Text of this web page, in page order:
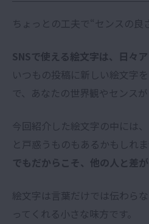
ちょっとの工夫で“センスの良
SNSで使える絵文字は、日々
いつもの投稿に新しい絵文字
で、あなたの世界観やセンス
今回紹介した絵文字の中には
と戸惑うものもあるかもしれま
でもだからこそ、他の人と差
絵文字は言葉だけでは伝わら
ってくれる小さな味方です。